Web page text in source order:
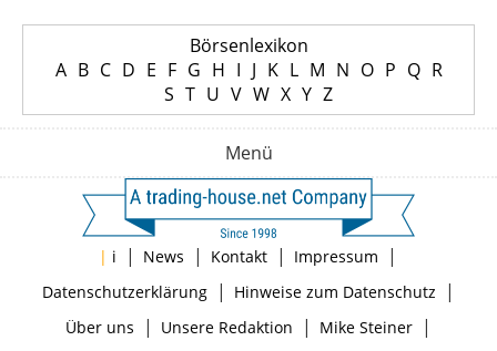
Börsenlexikon
A B C D E F G H I J K L M N O P Q R
S T U V W X Y Z
Menü
| i | News | Kontakt | Impressum |
Datenschutzerklärung| Hinweise zum Datenschutz |
Über uns | Unsere Redaktion | Mike Steiner|